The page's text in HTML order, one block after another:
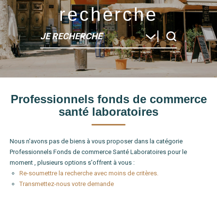
recherche
JE RECHERCHE
Type de bien
Localité
Professionnels fonds de commerce
santé laboratoires
Nous n'avons pas de biens à vous proposer dans la catégorie
Professionnels Fonds de commerce Santé Laboratoires pour le
moment , plusieurs options s'offrent à vous :
Re-soumettre la recherche avec moins de critères.
Transmettez-nous votre demande